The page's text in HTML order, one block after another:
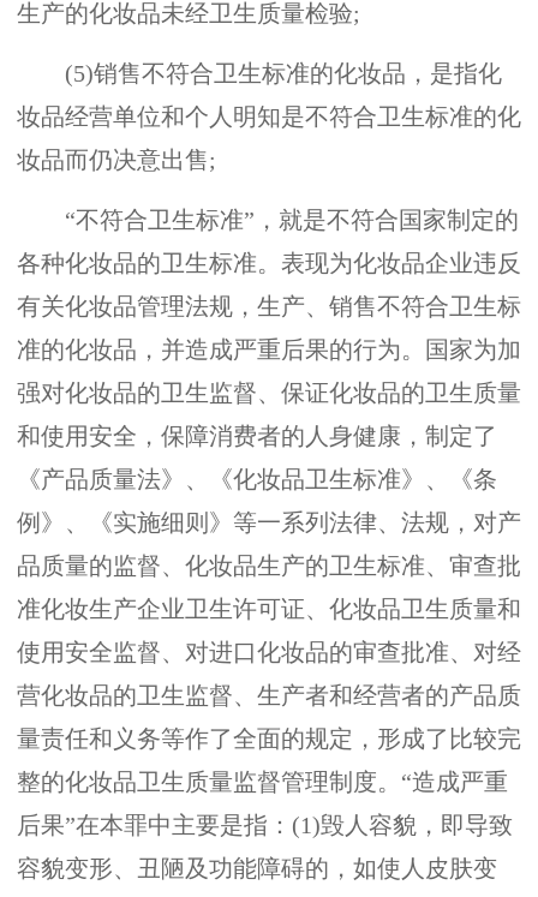
生产的化妆品未经卫生质量检验;
(5)销售不符合卫生标准的化妆品，是指化
妆品经营单位和个人明知是不符合卫生标准的化
妆品而仍决意出售;
“不符合卫生标准”，就是不符合国家制定的
各种化妆品的卫生标准。表现为化妆品企业违反
有关化妆品管理法规，生产、销售不符合卫生标
准的化妆品，并造成严重后果的行为。国家为加
强对化妆品的卫生监督、保证化妆品的卫生质量
和使用安全，保障消费者的人身健康，制定了
《产品质量法》、《化妆品卫生标准》、《条
例》、《实施细则》等一系列法律、法规，对产
品质量的监督、化妆品生产的卫生标准、审查批
准化妆生产企业卫生许可证、化妆品卫生质量和
使用安全监督、对进口化妆品的审查批准、对经
营化妆品的卫生监督、生产者和经营者的产品质
量责任和义务等作了全面的规定，形成了比较完
整的化妆品卫生质量监督管理制度。“造成严重
后果”在本罪中主要是指：(1)毁人容貌，即导致
容貌变形、丑陋及功能障碍的，如使人皮肤变